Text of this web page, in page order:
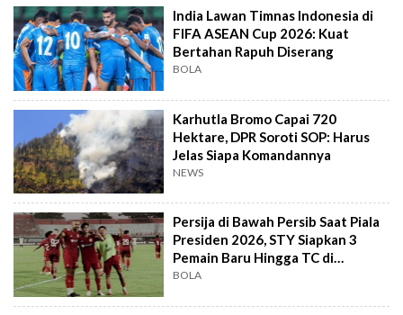
India Lawan Timnas Indonesia di
FIFA ASEAN Cup 2026: Kuat
Bertahan Rapuh Diserang
BOLA
Karhutla Bromo Capai 720
Hektare, DPR Soroti SOP: Harus
Jelas Siapa Komandannya
NEWS
Persija di Bawah Persib Saat Piala
Presiden 2026, STY Siapkan 3
Pemain Baru Hingga TC di
Thailand
BOLA